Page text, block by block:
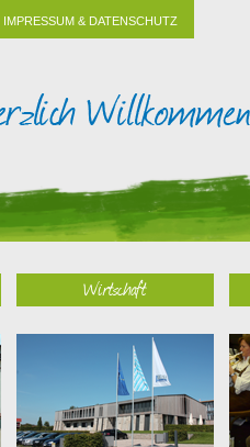
IMPRESSUM & DATENSCHUTZ
Wirtschaft